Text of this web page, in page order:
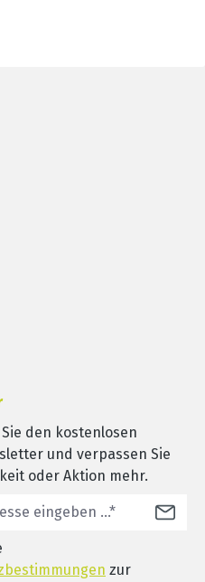
den kostenlosen
und verpassen Sie
oder Aktion mehr.
zur